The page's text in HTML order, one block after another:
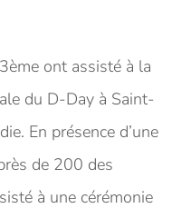
ont assisté à la
du D-Day à Saint-
En présence d’une
de 200 des
à une cérémonie